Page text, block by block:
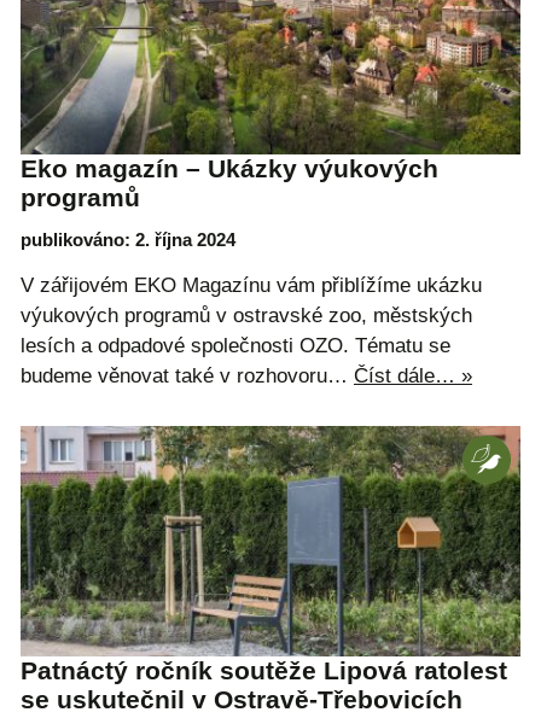
Eko magazín – Ukázky výukových
programů
publikováno: 2. října 2024
V zářijovém EKO Magazínu vám přiblížíme ukázku
výukových programů v ostravské zoo, městských
lesích a odpadové společnosti OZO. Tématu se
budeme věnovat také v rozhovoru… Číst dále… »
Patnáctý ročník soutěže Lipová ratolest
se uskutečnil v Ostravě-Třebovicích